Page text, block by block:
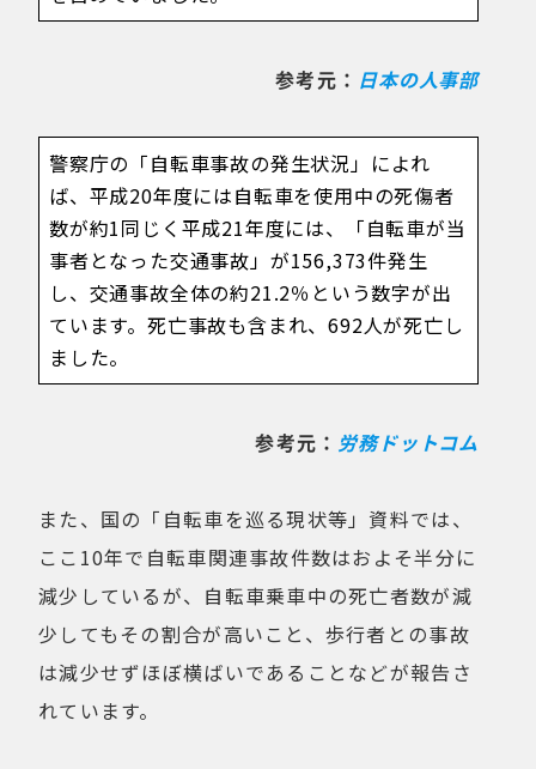
参考元： 日本の人事部
警察庁の「自転車事故の発生状況」によれ
ば、平成20年度には自転車を使用中の死傷者
数が約1同じく平成21年度には、「自転車が当
事者となった交通事故」が156,373件発生
し、交通事故全体の約21.2％という数字が出
ています。死亡事故も含まれ、692人が死亡し
ました。
参考元： 労務ドットコム
また、国の「自転車を巡る現状等」資料では、
ここ10年で自転車関連事故件数はおよそ半分に
減少しているが、自転車乗車中の死亡者数が減
少してもその割合が高いこと、歩行者との事故
は減少せずほぼ横ばいであることなどが報告さ
れています。